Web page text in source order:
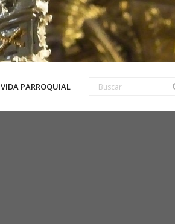
VIDA PARROQUIAL